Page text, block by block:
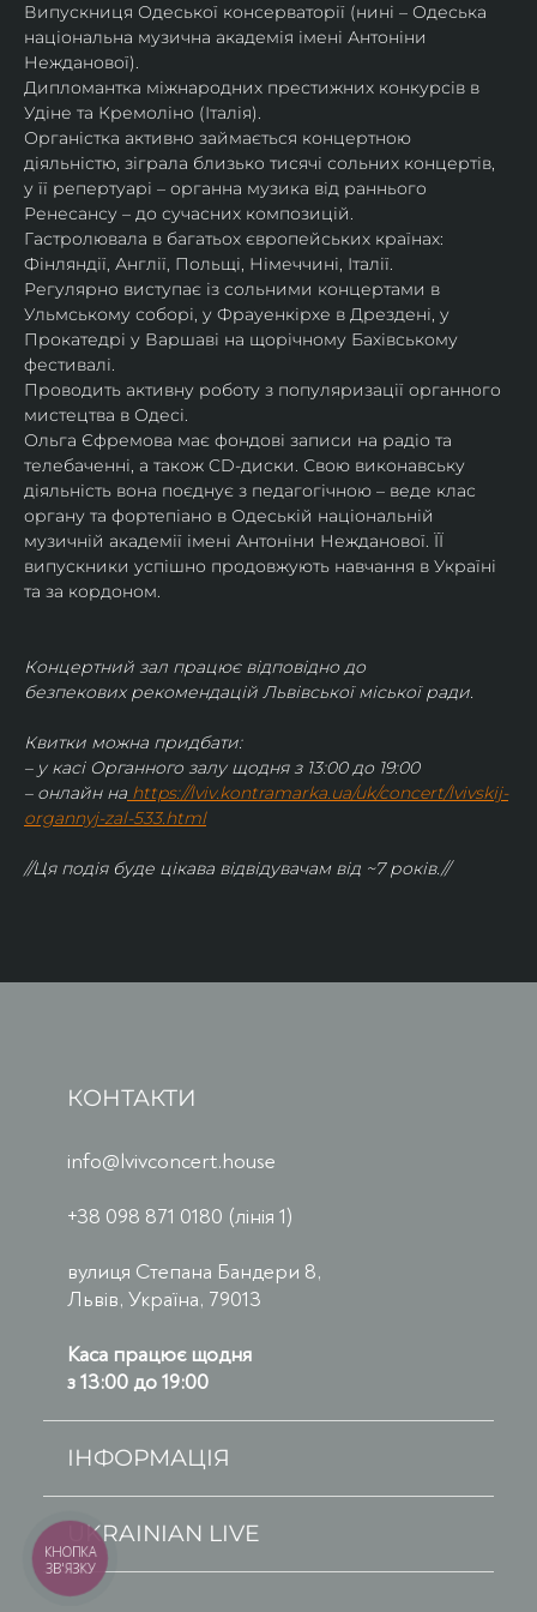
Випускниця Одеської консерваторії (нині – Одеська
національна музична академія імені Антоніни
Нежданової).
Дипломантка міжнародних престижних конкурсів в
Удіне та Кремоліно (Італія).
Органістка активно займається концертною
діяльністю, зіграла близько тисячі сольних концертів,
у її репертуарі – органна музика від раннього
Ренесансу – до сучасних композицій.
Гастролювала в багатьох європейських країнах:
Фінляндії, Англії, Польщі, Німеччині, Італії.
Регулярно виступає із сольними концертами в
Ульмському соборі, у Фрауенкірхе в Дрездені, у
Прокатедрі у Варшаві на щорічному Бахівському
фестивалі.
Проводить активну роботу з популяризації органного
мистецтва в Одесі.
Ольга Єфремова має фондові записи на радіо та
телебаченні, а також CD-диски. Свою виконавську
діяльність вона поєднує з педагогічною – веде клас
органу та фортепіано в Одеській національній
музичній академії імені Антоніни Нежданової. ЇЇ
випускники успішно продовжують навчання в Україні
та за кордоном.
Концертний зал працює відповідно до
безпекових рекомендацій Львівської міської ради.
Квитки можна придбати:
– у касі Органного залу щодня з 13:00 до 19:00
– онлайн на https://lviv.kontramarka.ua/uk/concert/lvivskij-
organnyj-zal-533.html
//Ця подія буде цікава відвідувачам від ~7 років.//
КОНТАКТИ
info@lvivconcert.house
+38 098 871 0180 (лінія 1)
вулиця Степана Бандери 8,
Львів, Україна, 79013
Каса працює щодня
з 13:00 до 19:00
ІНФОРМАЦІЯ
UKRAINIAN LIVE
КНОПКА
ЗВ'ЯЗКУ